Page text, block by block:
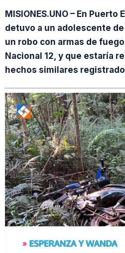
MISIONES.UNO – En Puerto
detuvo a un adolescente
un robo con armas de
Nacional 12, y que estaría
hechos similares